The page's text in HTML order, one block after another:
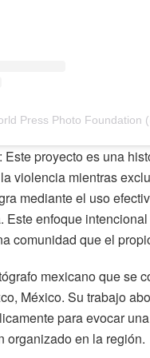
Press Photo Foundation
proyecto es una
violencia mientras
mediante el uso
Este enfoque
comunidad que el
mexicano que se
México. Su trabajo
para evocar
organizado en la región.